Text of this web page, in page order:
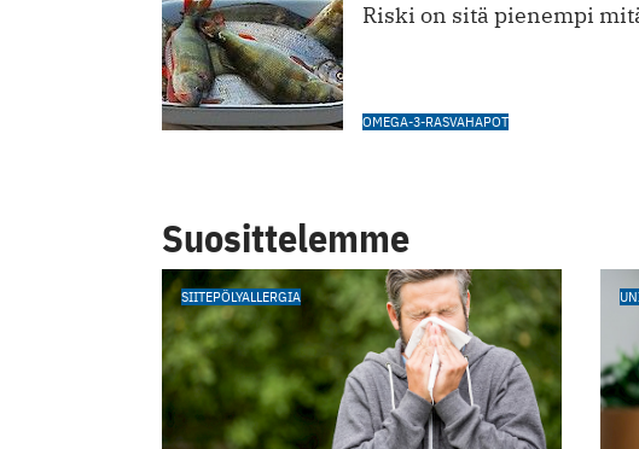
Riski on sitä pienempi
OMEGA-3-RASVAHAPOT
Suosittelemme
SIITEPÖLYALLERGIA